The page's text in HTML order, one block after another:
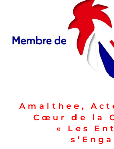
Amalthee,
Cœur de la
« Les